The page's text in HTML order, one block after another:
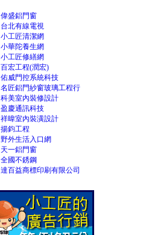
偉盛鋁門窗
台北有線電視
小工匠清潔網
小華陀養生網
小工匠修繕網
百宏工程(潤宏)
佑威門控系統科技
名匠鋁門紗窗玻璃工程行
科美室內裝修設計
盈慶通訊科技
祥暐室內裝潢設計
揚鈞工程
野外生活入口網
天一鋁門窗
全國不銹鋼
達百益商標印刷有限公司